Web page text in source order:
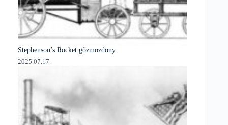
Stephenson’s Rocket gőzmozdony
2025.07.17.